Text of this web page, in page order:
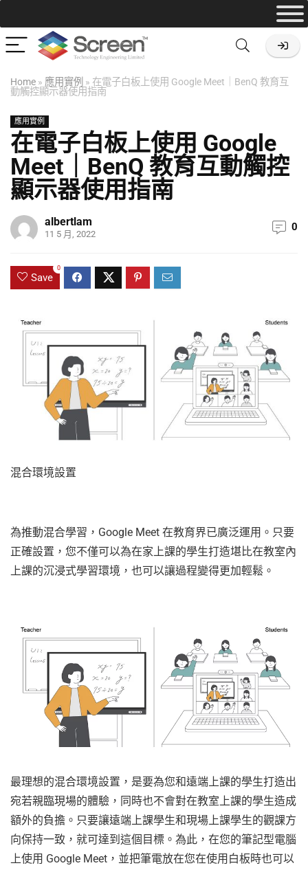
Home » 應用實例 » 在電子白板上使用 Google Meet｜BenQ 教育互
動觸控顯示器使用指南
應用實例
在電子白板上使用 Google
Meet｜BenQ 教育互動觸控
顯示器使用指南
albertlam
11 5 月, 2022
0
Save
0
混合環境設置
為推動混合學習，Google Meet 在教育界已廣泛運用。只要
正確設置，您不僅可以為在家上課的學生打造堪比在教室內
上課的沉浸式學習環境，也可以讓過程變得更加輕鬆。
最理想的混合環境設置，是要為您和遠端上課的學生打造出
宛若親臨現場的體驗，同時也不會對在教室上課的學生造成
額外的負擔。只要讓遠端上課學生和現場上課學生的觀課方
向保持一致，就可達到這個目標。為此，在您的筆記型電腦
上使用 Google Meet，並把筆電放在您在使用白板時也可以